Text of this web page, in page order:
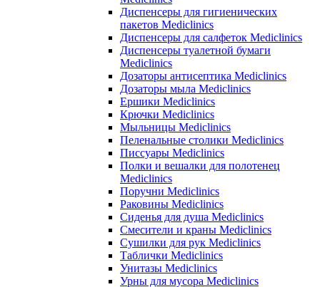
Диспенсеры для гигиенических
пакетов Mediclinics
Диспенсеры для салфеток Mediclinics
Диспенсеры туалетной бумаги
Mediclinics
Дозаторы антисептика Mediclinics
Дозаторы мыла Mediclinics
Ершики Mediclinics
Крючки Mediclinics
Мыльницы Mediclinics
Пеленальные столики Mediclinics
Писсуары Mediclinics
Полки и вешалки для полотенец
Mediclinics
Поручни Mediclinics
Раковины Mediclinics
Сиденья для душа Mediclinics
Смесители и краны Mediclinics
Сушилки для рук Mediclinics
Таблички Mediclinics
Унитазы Mediclinics
Урны для мусора Mediclinics